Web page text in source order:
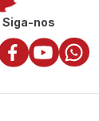
Siga-nos